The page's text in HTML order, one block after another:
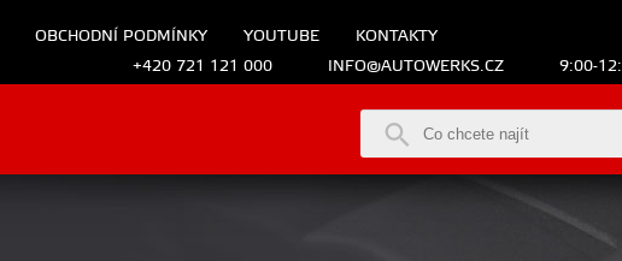
OBCHODNÍ PODMÍNKY YOUTUBE
KONTAKTY
+420 721 121 000
INFO@AUTOWERKS.CZ 9:00-